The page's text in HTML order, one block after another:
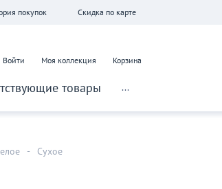
покупок Скидка по карте
Войти Моя коллекция Корзина
товары ...
- Сухое